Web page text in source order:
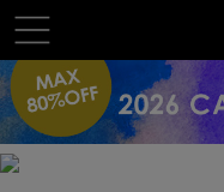
t
o
g
l